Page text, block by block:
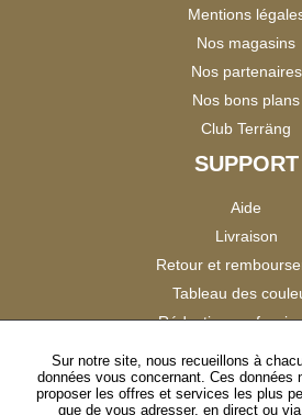
Mentions
Nos magasins
Nos partenaires
Nos bons plans
Club Terräng
SUPPORT
Aide
Livraison
Retour et
Tableau des
Réduction
Satisfaction
Sur notre site, nous recueillons à
données vous concernant. Ces données
proposer les offres et services les plus
que de vous adresser, en direct ou